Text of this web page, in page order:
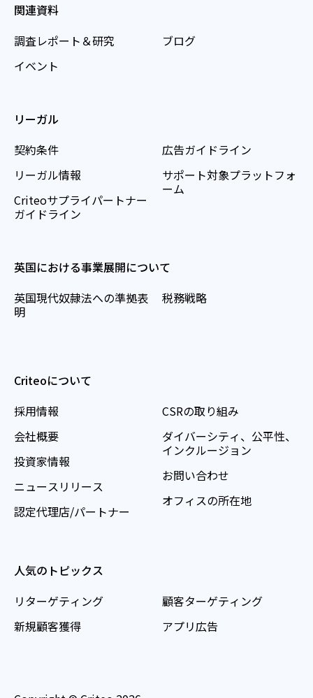
関連資料
調査レポート＆研究
イベント
ブログ
リーガル
契約条件
リーガル情報
Criteoサプライパートナー
ガイドライン
広告ガイドライン
サポート対象プラットフォ
ーム
英国における事業展開について
英国現代奴隷法への準拠表
明
税務戦略
Criteoについて
採用情報
会社概要
投資家情報
ニュースリリース
認定代理店/パートナー
CSRの取り組み
ダイバーシティ、公平性、
インクルージョン
お問い合わせ
オフィスの所在地
人気のトピックス
リターゲティング
新規顧客獲得
顧客ターゲティング
アプリ広告